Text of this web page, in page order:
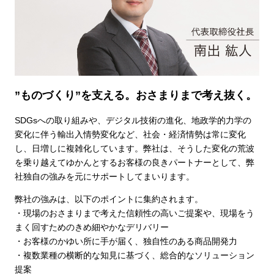
”ものづくり”を支える。おさまりまで考え抜く。
SDGsへの取り組みや、デジタル技術の進化、地政学的力学の
変化に伴う輸出入情勢変化など、社会・経済情勢は常に変化
し、日増しに複雑化しています。弊社は、そうした変化の荒波
を乗り越えてゆかんとするお客様の良きパートナーとして、弊
社独自の強みを元にサポートしてまいります。
弊社の強みは、以下のポイントに集約されます。
・現場のおさまりまで考えた信頼性の高いご提案や、現場をう
まく回すためのきめ細やかなデリバリー
・お客様のかゆい所に手が届く、独自性のある商品開発力
・複数業種の横断的な知見に基づく、総合的なソリューション
提案